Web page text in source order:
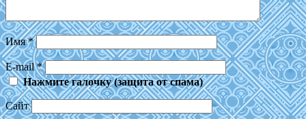
Имя*
E-mail*
Нажмите галочку (защита от спама)
Сайт